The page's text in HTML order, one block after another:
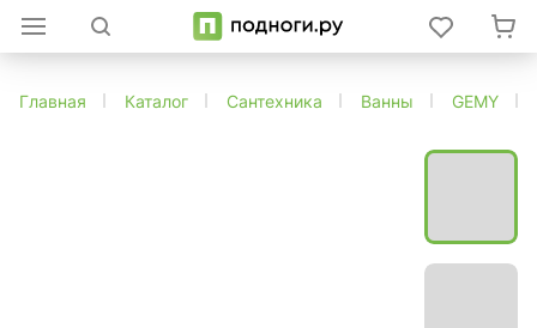
Главная Каталог Сантехника Ванны GEMY